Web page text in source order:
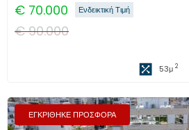
€ 70.000 Ενδεικτική Τιμή
€90.000
53μ 2
ΕΓΚΡΙΘΗΚΕ ΠΡΟΣΦΟΡΑ